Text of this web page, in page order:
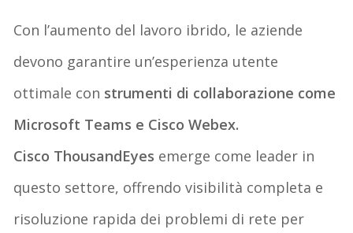
Con l’aumento del lavoro ibrido, le aziende
devono garantire un’esperienza utente
ottimale con strumenti di collaborazione come
Microsoft Teams e Cisco Webex.
Cisco ThousandEyes emerge come leader in
questo settore, offrendo visibilità completa e
risoluzione rapida dei problemi di rete per